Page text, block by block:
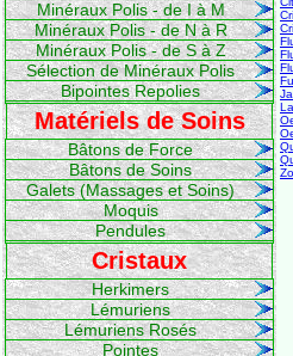
Minéraux Polis - de I à M
Minéraux Polis - de N à R
Minéraux Polis - de S à Z
Sélection de Minéraux Polis
Bipointes Repolies
Matériels de Soins
Bâtons de Force
Bâtons de Soins
Galets (Massages et Soins)
Moquis
Pendules
Cristaux
Herkimers
Lémuriens
Lémuriens Rosés
Pointes